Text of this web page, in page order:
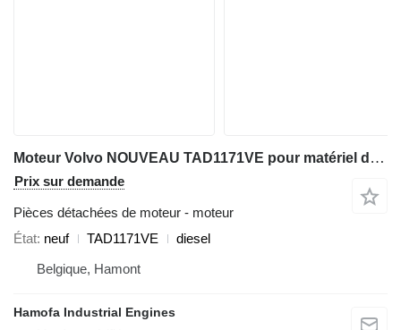
Moteur Volvo NOUVEAU TAD1171VE pour matériel de TP
Prix sur demande
Pièces détachées de moteur - moteur
État neuf TAD1171VE
diesel
Belgique, Hamont
Hamofa Industrial Engines